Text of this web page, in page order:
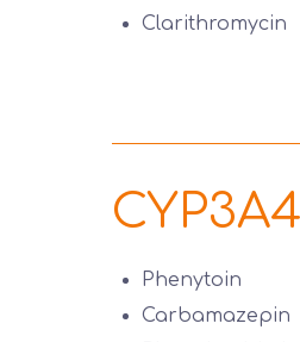
Clarithromycin
Phenytoin
Carbamazepin